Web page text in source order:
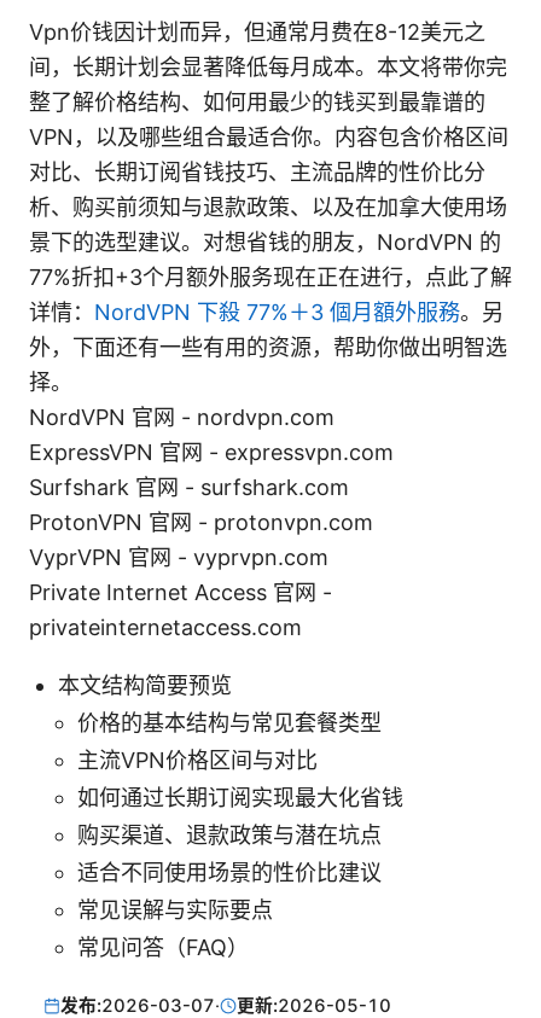
Vpn价钱因计划而异，但通常月费在8-12美元之
间，长期计划会显著降低每月成本。本文将带你完
整了解价格结构、如何用最少的钱买到最靠谱的
VPN，以及哪些组合最适合你。内容包含价格区间
对比、长期订阅省钱技巧、主流品牌的性价比分
析、购买前须知与退款政策、以及在加拿大使用场
景下的选型建议。对想省钱的朋友，NordVPN 的
77%折扣+3个月额外服务现在正在进行，点此了解
详情： NordVPN 下殺 77%＋3 個月額外服務。另
外，下面还有一些有用的资源，帮助你做出明智选
择。
NordVPN 官网 - nordvpn.com
ExpressVPN 官网 - expressvpn.com
Surfshark 官网 - surfshark.com
ProtonVPN 官网 - protonvpn.com
VyprVPN 官网 - vyprvpn.com
Private Internet Access 官网 -
privateinternetaccess.com
本文结构简要预览
价格的基本结构与常见套餐类型
主流VPN价格区间与对比
如何通过长期订阅实现最大化省钱
购买渠道、退款政策与潜在坑点
适合不同使用场景的性价比建议
常见误解与实际要点
常见问答（FAQ）
发布:2026-03-07· 更新:2026-05-10